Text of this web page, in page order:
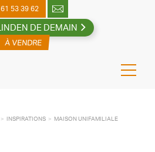
DE DEMAIN
53 39 62
INSPIRATIONS MAISON UNIFAMILIALE